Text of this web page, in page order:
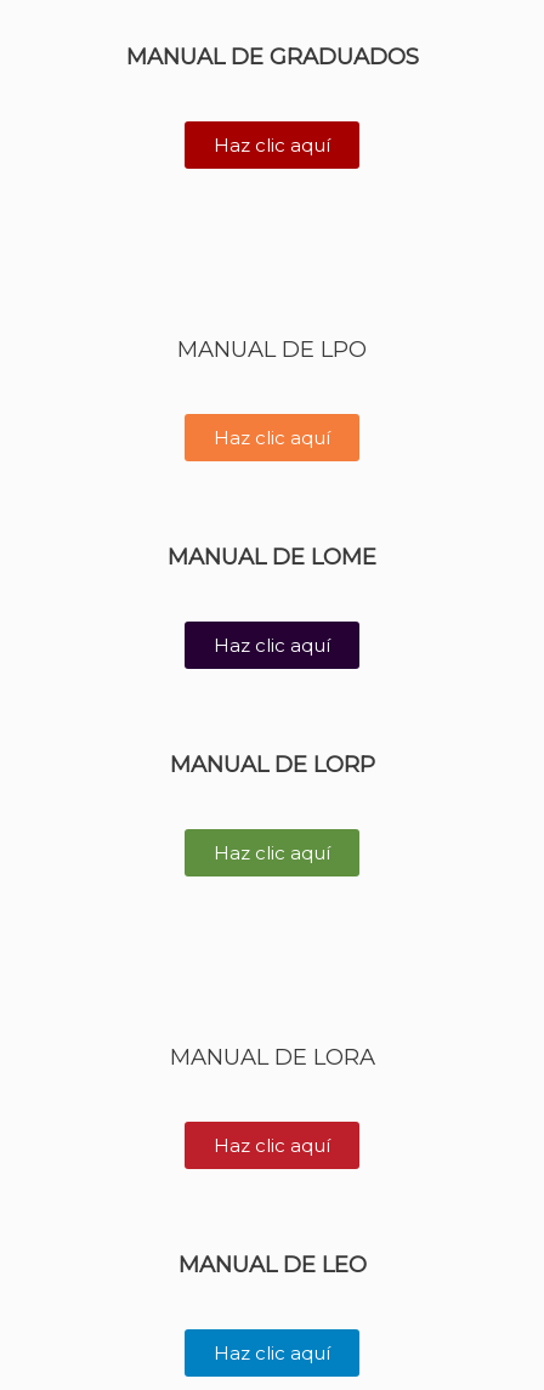
MANUAL DE GRADUADOS
Haz clic aquí
MANUAL DE LPO
Haz clic aquí
MANUAL DE LOME
Haz clic aquí
MANUAL DE LORP
Haz clic aquí
MANUAL DE LORA
Haz clic aquí
MANUAL DE LEO
Haz clic aquí